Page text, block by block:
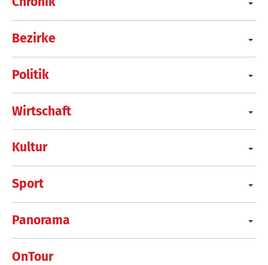
Bezirke
Politik
Wirtschaft
Kultur
Sport
Panorama
OnTour